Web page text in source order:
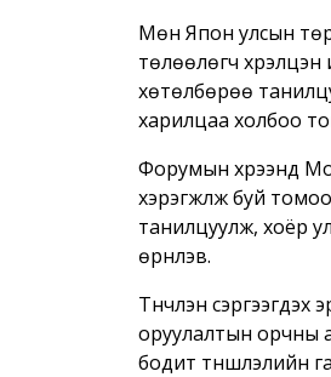
Мөн Япон улсын
төлөөлөгч
хөтөлбөрөө
харилцаа холбоо
Форумын хүрээнд
хэрэгжүүлж буй
танилцуулж, хоёр
өрнүүлэв.
Түүнчлэн
оруулалтын орчны
бодит түншлэлийн